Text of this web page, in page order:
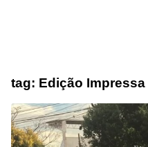
tag: Edição Impressa